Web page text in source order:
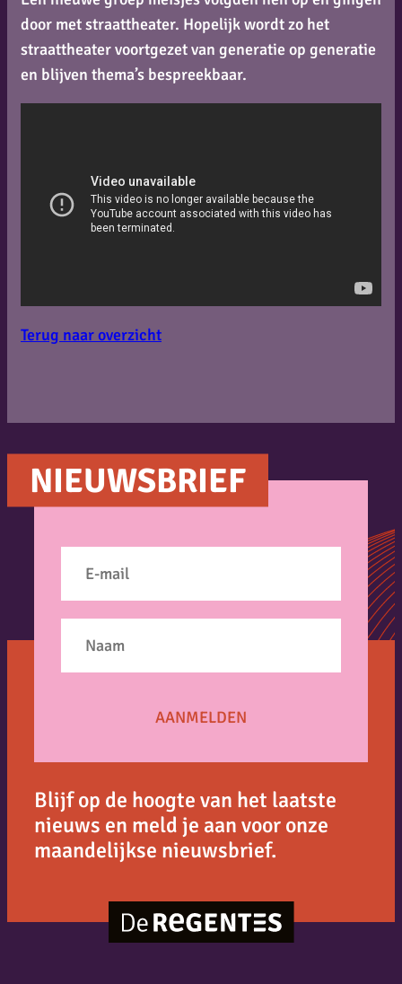
door met straattheater. Hopelijk wordt zo het
straattheater voortgezet van generatie op generatie
en blijven thema’s bespreekbaar.
Terug naar overzicht
NIEUWSBRIEF
Blijf op de hoogte van het laatste
nieuws en meld je aan voor onze
maandelijkse nieuwsbrief.